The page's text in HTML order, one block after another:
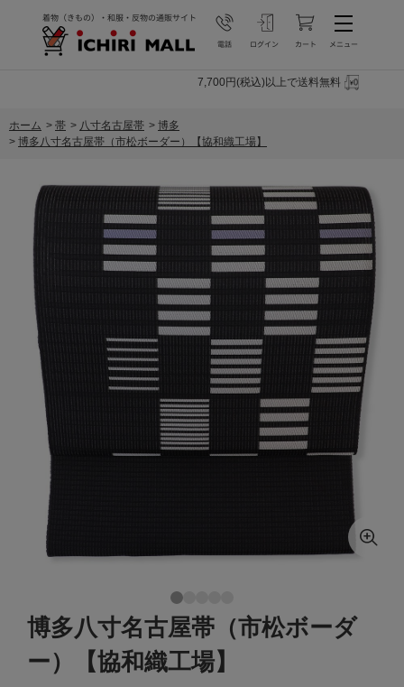
7,700円(税込)以上で送料無料
ホーム > 帯 > 八寸名古屋帯 > 博多
> 博多八寸名古屋帯（市松ボーダー）【協和織工場】
博多八寸名古屋帯（市松ボーダ
ー）【協和織工場】